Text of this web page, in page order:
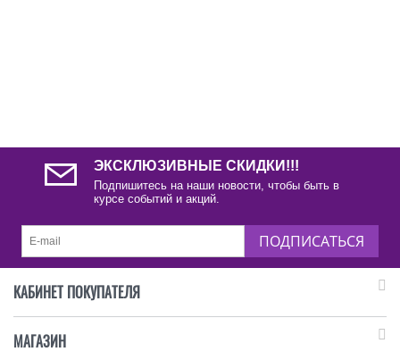
ЭКСКЛЮЗИВНЫЕ СКИДКИ!!!
Подпишитесь на наши новости, чтобы быть в
курсе событий и акций.
ПОДПИСАТЬСЯ
КАБИНЕТ ПОКУПАТЕЛЯ
МАГАЗИН